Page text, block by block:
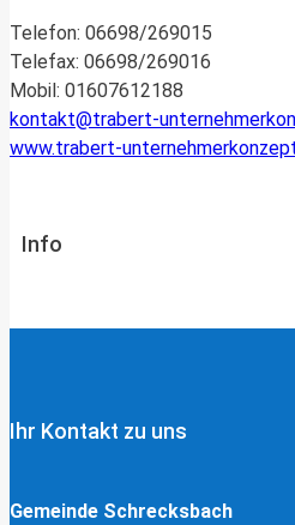
Telefon: 06698/269015
Telefax: 06698/269016
Mobil: 01607612188
kontakt@trabert-
www.trabert-
Info
Ihr Kontakt zu uns
Gemeinde Schrecksbach